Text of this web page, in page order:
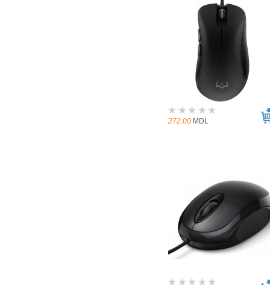
272.00 MDL